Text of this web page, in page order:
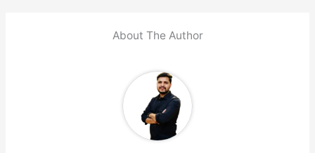
About The Author